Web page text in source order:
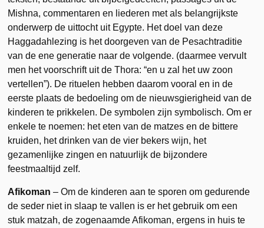
Mishna, commentaren en liederen met als belangrijkste
onderwerp de uittocht uit Egypte. Het doel van deze
Haggadahlezing is het doorgeven van de Pesachtraditie
van de ene generatie naar de volgende. (daarmee vervult
men het voorschrift uit de Thora: “en u zal het uw zoon
vertellen”). De rituelen hebben daarom vooral en in de
eerste plaats de bedoeling om de nieuwsgierigheid van de
kinderen te prikkelen. De symbolen zijn symbolisch. Om er
enkele te noemen: het eten van de matzes en de bittere
kruiden, het drinken van de vier bekers wijn, het
gezamenlijke zingen en natuurlijk de bijzondere
feestmaaltijd zelf.
Afikoman – Om de kinderen aan te sporen om gedurende
de seder niet in slaap te vallen is er het gebruik om een
stuk matzah, de zogenaamde Afikoman, ergens in huis te